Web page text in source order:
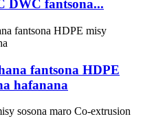
DWC fantsona...
fantsona HDPE
hafanana